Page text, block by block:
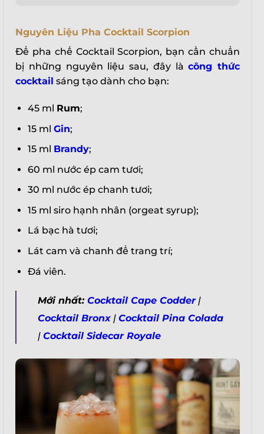
Nguyên Liệu Pha Cocktail Scorpion
Để pha chế Cocktail Scorpion, bạn cần chuẩn
bị những nguyên liệu sau, đây làcông thức
cocktail sáng tạo dành cho bạn:
45 ml Rum;
15 ml Gin;
15 ml Brandy;
60 ml nước ép cam tươi;
30 ml nước ép chanh tươi;
15 ml siro hạnh nhân (orgeat syrup);
Lá bạc hà tươi;
Lát cam và chanh để trang trí;
Đá viên.
Mới nhất: Cocktail Cape Codder|
Cocktail Bronx | Cocktail Pina Colada
| Cocktail Sidecar Royale